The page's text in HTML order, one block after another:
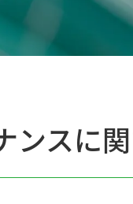
ンスに